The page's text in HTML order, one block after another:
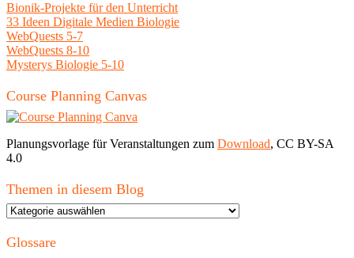
Bionik-Projekte für den Unterricht
33 Ideen Digitale Medien Biologie
WebQuests 5-7
WebQuests 8-10
Mysterys Biologie 5-10
Course Planning Canvas
Planungsvorlage für Veranstaltungen zum Download, CC BY-SA
4.0
Themen in diesem Blog
Themen
diesem
Glossare